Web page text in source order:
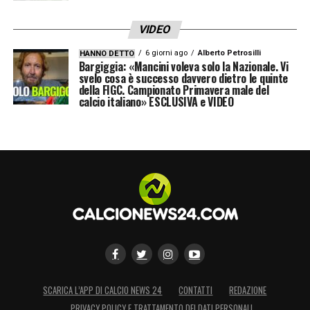
VIDEO
HANNO DETTO 6 giorni ago Alberto Petrosilli
Bargiggia: «Mancini voleva solo la Nazionale. Vi
svelo cosa è successo davvero dietro le quinte
della FIGC. Campionato Primavera male del
calcio italiano» ESCLUSIVA e VIDEO
SCARICA L’APP DI CALCIO NEWS 24 CONTATTI
REDAZIONE